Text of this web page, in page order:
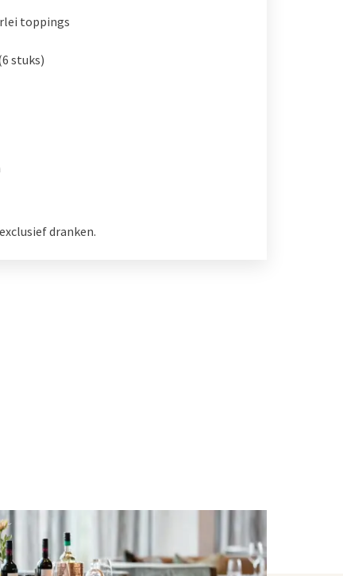
toppings
stuks)
dranken.